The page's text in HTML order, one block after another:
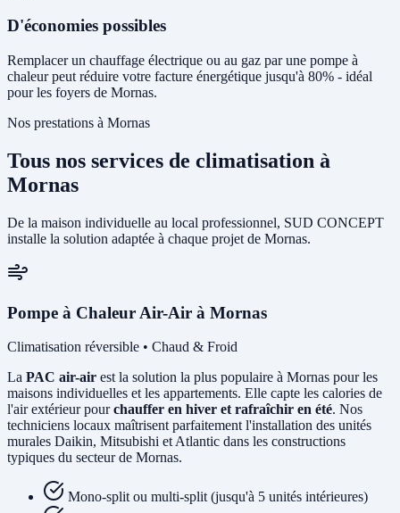
D'économies possibles
Remplacer un chauffage électrique ou au gaz par une pompe à
chaleur peut réduire votre facture énergétique jusqu'à 80% - idéal
pour les foyers de Mornas.
Nos prestations à Mornas
Tous nos services de climatisation à
Mornas
De la maison individuelle au local professionnel, SUD CONCEPT
installe la solution adaptée à chaque projet de Mornas.
Pompe à Chaleur Air-Air à Mornas
Climatisation réversible • Chaud & Froid
La PAC air-air est la solution la plus populaire à Mornas pour les
maisons individuelles et les appartements. Elle capte les calories de
l'air extérieur pourchauffer en hiver et rafraîchir en été. Nos
techniciens locaux maîtrisent parfaitement l'installation des unités
murales Daikin, Mitsubishi et Atlantic dans les constructions
typiques du secteur de Mornas.
Mono-split ou multi-split (jusqu'à 5 unités intérieures)